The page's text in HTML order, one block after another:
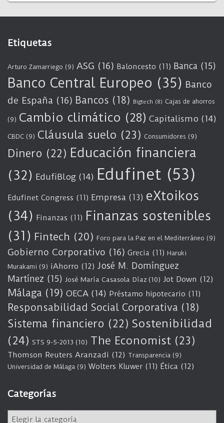
Etiquetas
Arturo Zamarriego (9) ASG (16) Baloncesto (11) Banca (15)
Banco Central Europeo (35) Banco
de España (16) Bancos (18) Bigtech (8) Cajas de ahorros
(9) Cambio climático (28) Capitalismo (14)
CBDC (9) Cláusula suelo (23) Consumidores (9)
Dinero (22) Educación financiera
(32) EdufiBlog (14) Edufinet (53)
Edufinet Congress (11) Empresa (13) eXtoikos
(34) Finanzas (11) Finanzas sostenibles
(31) Fintech (20) Foro para la Paz en el Mediterráneo (9)
Gobierno Corporativo (16) Grecia (11) Haruki
Murakami (9) iAhorro (12) José M. Domínguez
Martínez (15) José María Casasola Díaz (10) Jot Down (12)
Málaga (19) OECA (14) Préstamo hipotecario (11)
Responsabilidad Social Corporativa (18)
Sistema financiero (22) Sostenibilidad
(24) STS 9-5-2013 (10) The Economist (23)
Thomson Reuters Aranzadi (12) Transparencia (9)
Universidad de Málaga (9) Wolters Kluwer (11) Ética (12)
Categorías